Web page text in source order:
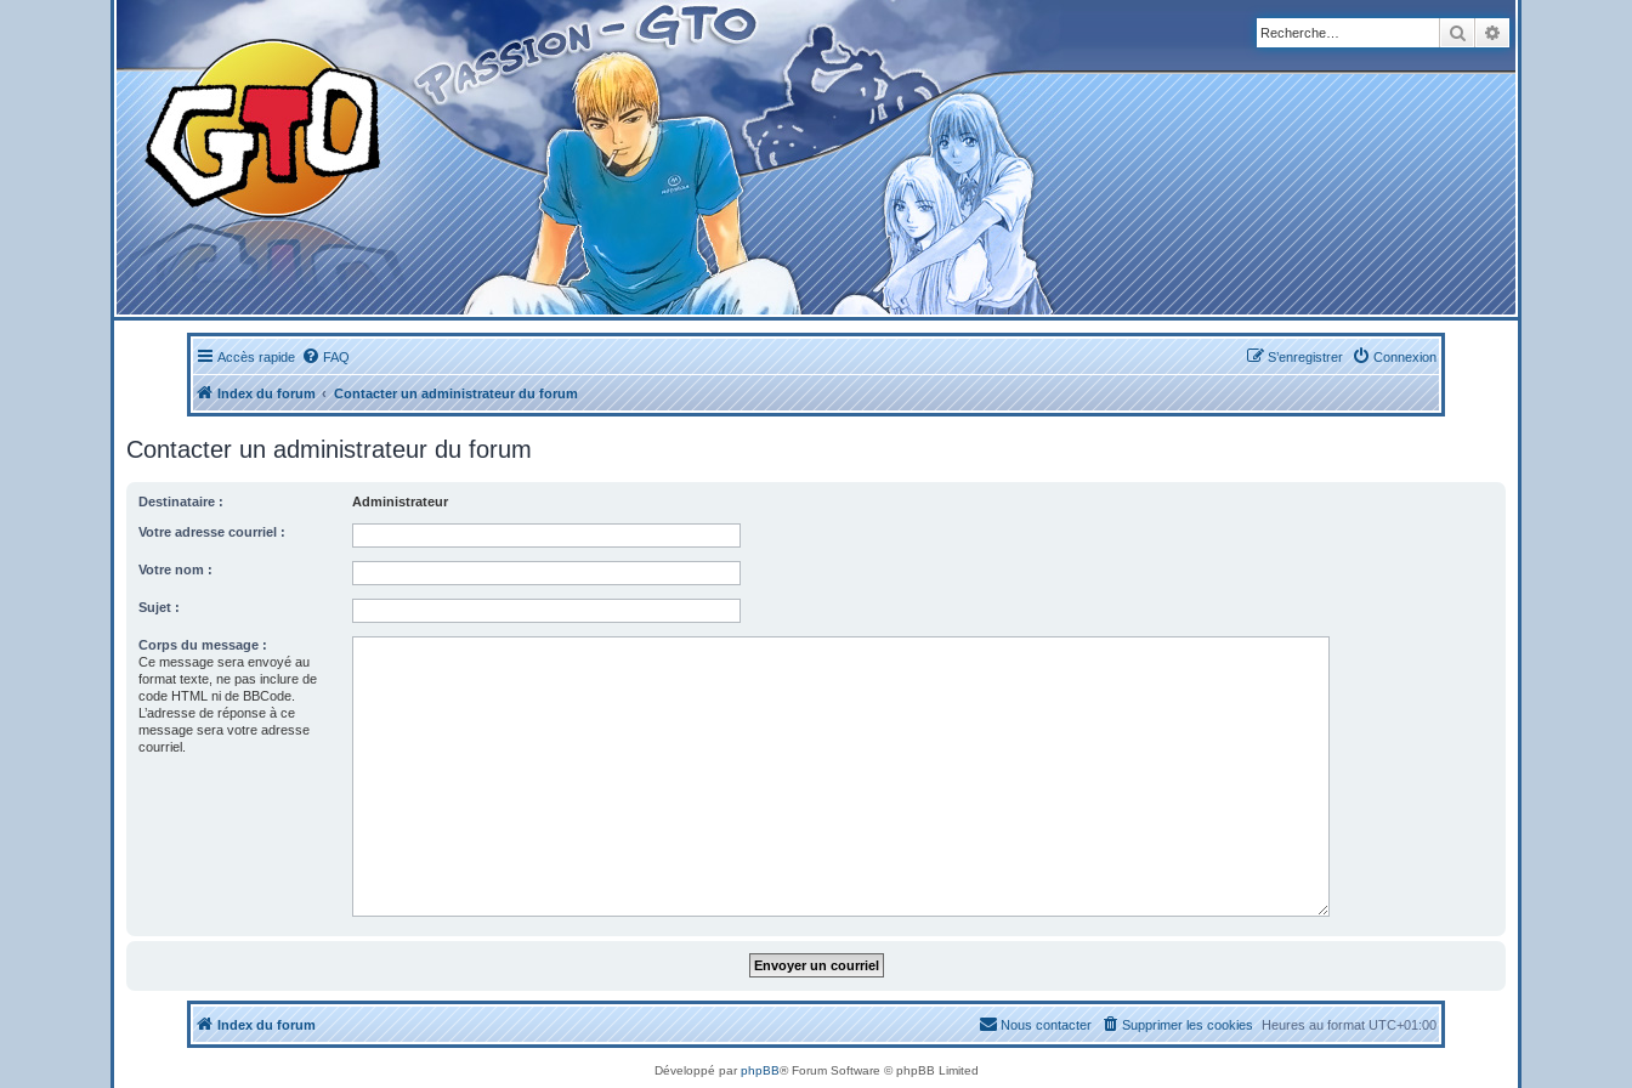
Rechercher
Accès rapide FAQ Connexion
S’enregistrer
Index du forum Contacter un administrateur du forum
Contacter un administrateur du forum
Destinataire : Administrateur
Votre adresse courriel :
Votre nom :
Sujet :
Corps du message :
Ce message sera envoyé au
format texte, ne pas inclure de
code HTML ni de BBCode.
L’adresse de réponse à ce
message sera votre adresse
courriel.
Index du forum Heures au formatUTC+01:00
Supprimer les cookies
Nous contacter
Développé parphpBB® Forum Software © phpBB Limited